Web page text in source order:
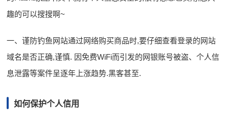
趣的可以搜搜啊~
一、谨防钓鱼网站通过网络购买商品时,要仔细查看登录的网站
域名是否正确,谨慎. 因免费WiFi而引发的网银账号被盗、个人信
息泄露等案件呈逐年上涨趋势.黑客甚至.
如何保护个人信用